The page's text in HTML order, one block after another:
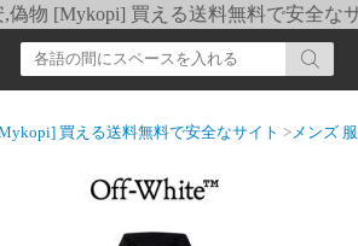
偽物 [Mykopi] 買える送料無料で安全な
買える送料無料で安全なサイト >メンズ 服